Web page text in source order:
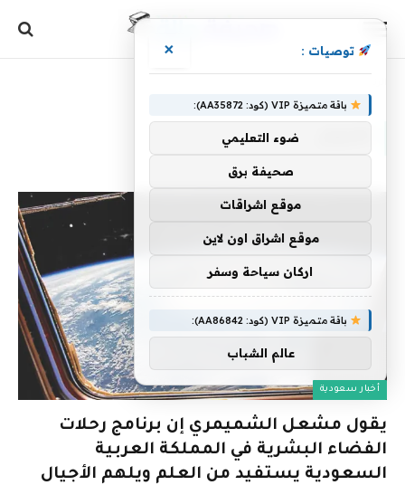
أخبار سعودية
يقول مشعل الشميمري إن برنامج رحلات
الفضاء البشرية في المملكة العربية
السعودية يستفيد من العلم ويلهم الأجيال
توصيات : ×
باقة متميزة VIP (كود: AA35872):
ضوء التعليمي
صحيفة برق
موقع اشراقات
موقع اشراق اون لاين
اركان سياحة وسفر
باقة متميزة VIP (كود: AA86842):
عالم الشباب